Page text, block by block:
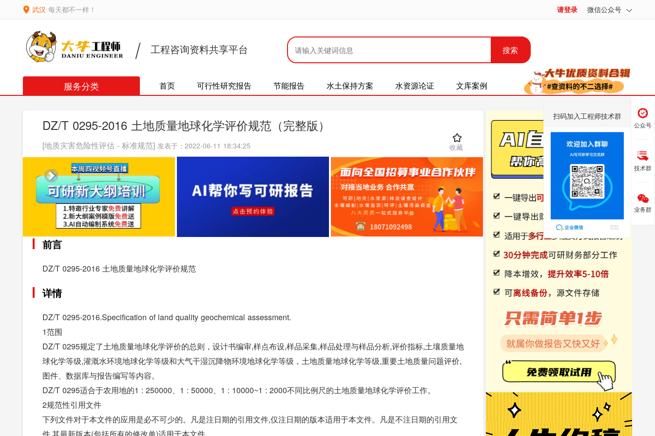
武汉 每天都不一样！ 请登录 微信公众号
工程咨询资料共享平台 搜索
服务分类 首页 可行性研究报告 节能报告 水土保持方案 水资源论证 文库案例
DZ/T 0295-2016 土地质量地球化学评价规范（完整版）
[地质灾害危险性评估 - 标准规范] 发表于：2022-06-11 18:34:25 收藏
前言
DZ/T 0295-2016 土地质量地球化学评价规范
详情
DZ/T 0295-2016.Specification of land quality geochemical assessment.
1范围
DZ/T 0295规定了土地质量地球化学评价的总则，设计书编审,样点布设,样品采集,样品处理与样品分析,评价指标,土壤质量地
球化学等级,灌溉水环境地球化学等级和大气干湿沉降物环境地球化学等级，土地质量地球化学等级,重要土地质量问题评价,
图件、数据库与报告编写等内容。
DZ/T 0295适合于农用地的1 : 250000、1 : 50000、1 : 10000~1 : 2000不同比例尺的土地质量地球化学评价工作。
2规范性引用文件
下列文件对于本文件的应用是必不可少的。凡是注日期的引用文件,仅注日期的版本适用于本文件。凡是不注日期的引用文
公众号
技术群
扫码加入工程师技术群
业务群